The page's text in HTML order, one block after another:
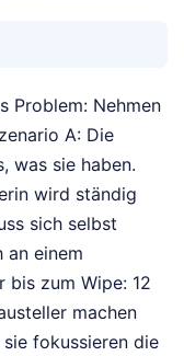
Problem: Nehmen
A: Die
was sie haben.
wird ständig
sich selbst
an einem
bis zum Wipe: 12
machen
sie fokussieren die